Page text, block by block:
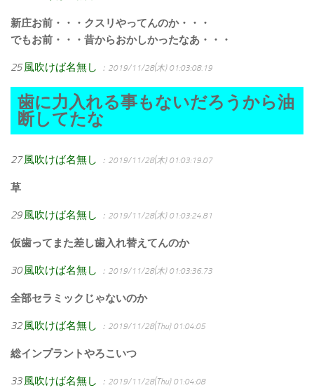
新庄お前・・・クスリやってんのか・・・
でもお前・・・昔からおかしかったなあ・・・
25 風吹けば名無し ：2019/11/28(木) 01:03:08.19
歯に力入れる事もないだろうから油
断してたな
27 風吹けば名無し ：2019/11/28(木) 01:03:19.07
草
29 風吹けば名無し ：2019/11/28(木) 01:03:24.81
仮歯ってまた差し歯入れ替えてんのか
30 風吹けば名無し ：2019/11/28(木) 01:03:36.73
全部セラミックじゃないのか
32 風吹けば名無し ：2019/11/28(Thu) 01:04:05
総インプラントやろこいつ
33 風吹けば名無し ：2019/11/28(Thu) 01:04:08